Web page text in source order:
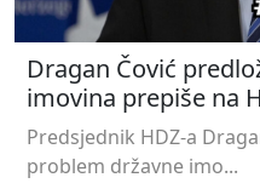
Dragan Čović
imovina prepiše na
Predsjednik HDZ-a
problem državne imo...